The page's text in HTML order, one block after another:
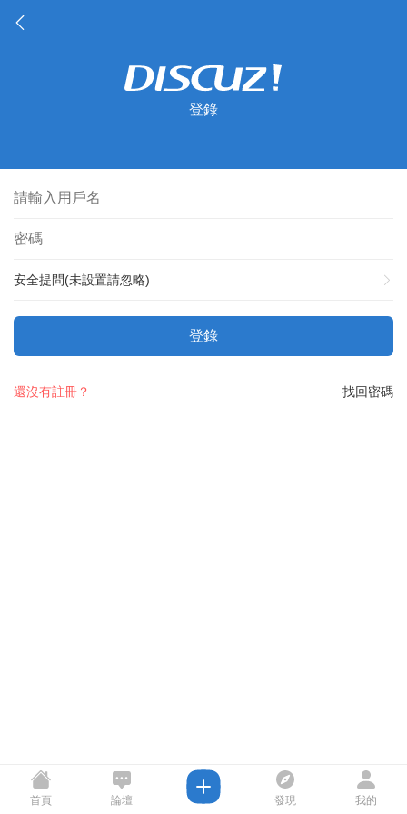
登錄
安全提問(未設置請忽略)
登錄
找回密碼
還沒有註冊？
首頁 論壇 發現 我的